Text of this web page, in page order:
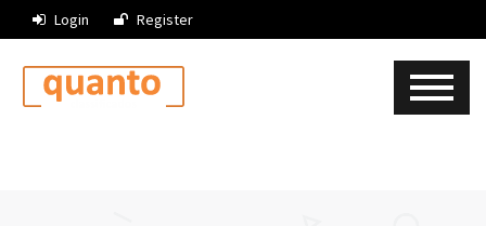
Login Register